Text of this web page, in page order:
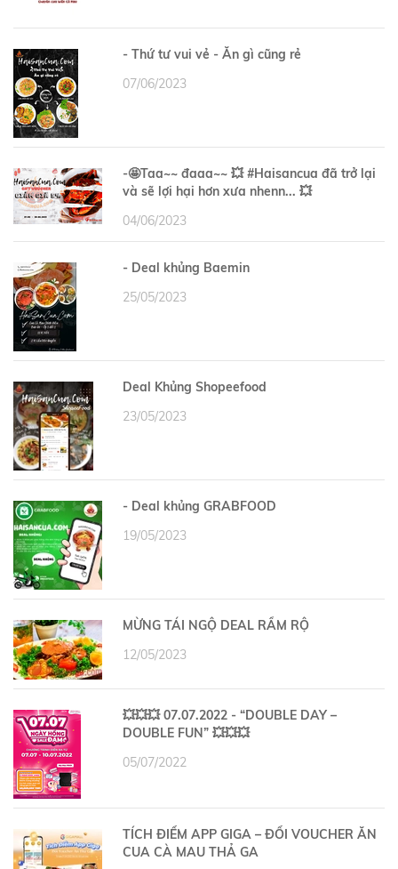
- Thứ tư vui vẻ - Ăn gì cũng rẻ
07/06/2023
-🤩Taa~~ đaaa~~ 💥 #Haisancua đã trở lại
và sẽ lợi hại hơn xưa nhenn... 💥
04/06/2023
- Deal khủng Baemin
25/05/2023
Deal Khủng Shopeefood
23/05/2023
- Deal khủng GRABFOOD
19/05/2023
MỪNG TÁI NGỘ DEAL RẦM RỘ
12/05/2023
💥💥💥 07.07.2022 - “DOUBLE DAY –
DOUBLE FUN” 💥💥💥
05/07/2022
TÍCH ĐIỂM APP GIGA – ĐỔI VOUCHER ĂN
CUA CÀ MAU THẢ GA